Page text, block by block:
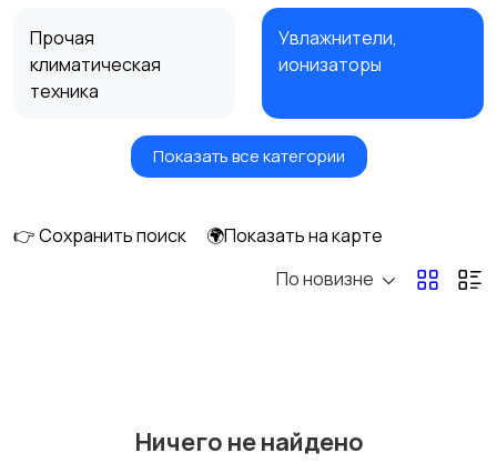
Прочая
климатическая
техника
Увлажнители,
ионизаторы
Вентиляторы Обогреватели
Кондиционеры и
Показать все категории
👉 Сохранить поиск
🌍Показать на карте
По новизне
Ничего не найдено